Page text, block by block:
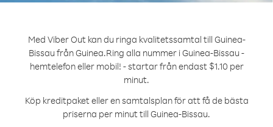
Med Viber Out kan du ringa kvalitetssamtal till Guinea-
Bissau från Guinea.Ring alla nummer i Guinea-Bissau -
hemtelefon eller mobil! - startar från endast $1.10 per
minut.
Köp kreditpaket eller en samtalsplan för att få de bästa
priserna per minut till Guinea-Bissau.